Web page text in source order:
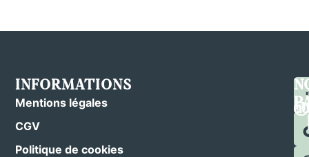
INFORMATIONS
Mentions légales
CGV
Politique de cookies